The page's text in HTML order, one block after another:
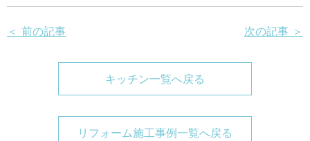
＜ 前の記事 次の記事 ＞
キッチン一覧へ戻る
リフォーム施工事例一覧へ戻る